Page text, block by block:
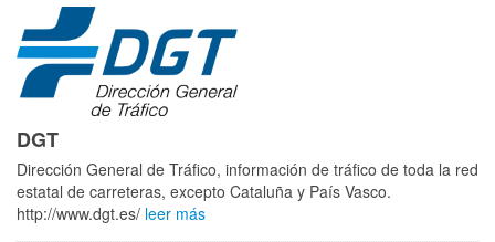
DGT
Dirección General de Tráfico, información de tráfico de toda la red
estatal de carreteras, excepto Cataluña y País Vasco.
http://www.dgt.es/ leer más